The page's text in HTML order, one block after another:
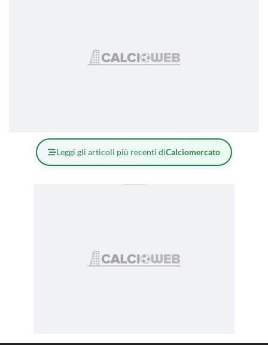
Leggi gli articoli più recenti diCalciomercato